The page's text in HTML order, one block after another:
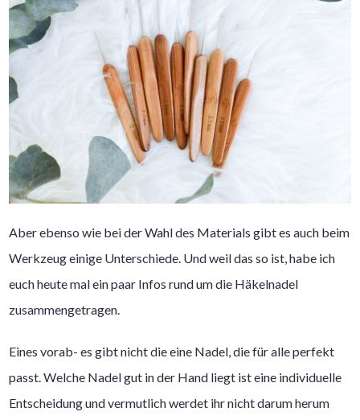
Aber ebenso wie bei der Wahl des Materials gibt es auch beim
Werkzeug einige Unterschiede. Und weil das so ist, habe ich
euch heute mal ein paar Infos rund um die Häkelnadel
zusammengetragen.
Eines vorab- es gibt nicht die eine Nadel, die für alle perfekt
passt. Welche Nadel gut in der Hand liegt ist eine individuelle
Entscheidung und vermutlich werdet ihr nicht darum herum